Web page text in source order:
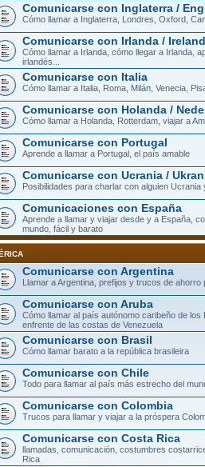
Comunicarse con Inglaterra /
Cómo llamar a Inglaterra, Londres, Oxford,
Comunicarse con Irlanda / Ireland
Cómo llamar a Irlanda, cómo llegar a Irlanda,
irlandés...
Comunicarse con Italia
Cómo llamar a Italia, Roma, Milán, Venecia,
Comunicarse con Holanda /
Cómo llamar a Holanda, Rotterdam, viajar a
Comunicarse con Portugal
Aprende a llamar a Portugal, el país amable
Comunicarse con Ucrania /
Posibilidades para charlar con alguien Ucrania
Comunicaciones con España
Aprende a llamar y viajar desde y a España,
mundo, fácil y barato
Comunicarse con Argentina
Llamar a Argentina, prefijos y trucos de ahorro
Comunicarse con Aruba
Cómo llamar al país autónomo caribeño de los
enfrente de las costas de Venezuela
Comunicarse con Brasil
Cómo llamar barato a la república brasileira
Comunicarse con Chile
Todo para llamar al país más estrecho del
Comunicarse con Colombia
Trucos para llamar y viajar a la próspera
Comunicarse con Costa Rica
llamadas, comunicación, costumbres
Rica